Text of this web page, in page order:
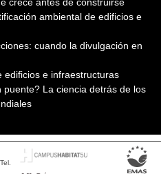
crece antes de construirse
ambiental de edificios e
cuando la divulgación en
edificios e infraestructuras
La ciencia detrás de los